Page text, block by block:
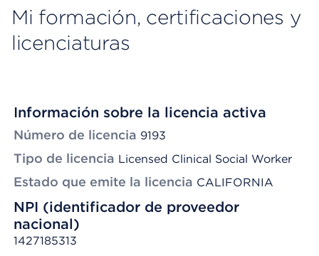
Mi formación, certificaciones y
licenciaturas
Información sobre la licencia activa
Número de licencia 9193
Tipo de licencia Licensed Clinical Social Worker
Estado que emite la licencia CALIFORNIA
NPI (identificador de proveedor
nacional)
1427185313